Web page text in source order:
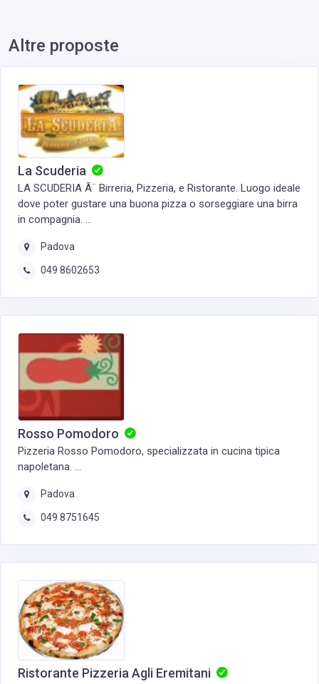
Altre proposte
La Scuderia
LA SCUDERIA Ã¨ Birreria, Pizzeria, e Ristorante. Luogo ideale
dove poter gustare una buona pizza o sorseggiare una birra
in compagnia. ...
Padova
049 8602653
Rosso Pomodoro
Pizzeria Rosso Pomodoro, specializzata in cucina tipica
napoletana. ...
Padova
049 8751645
Ristorante Pizzeria Agli Eremitani